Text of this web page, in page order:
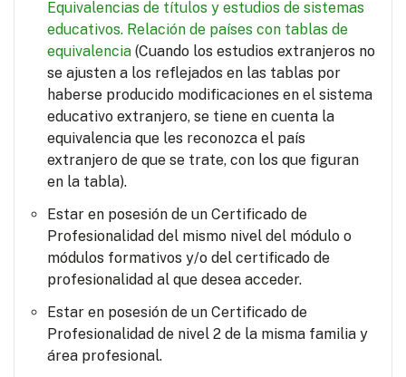
Equivalencias de títulos y estudios de sistemas
educativos. Relación de países con tablas de
equivalencia (Cuando los estudios extranjeros no
se ajusten a los reflejados en las tablas por
haberse producido modificaciones en el sistema
educativo extranjero, se tiene en cuenta la
equivalencia que les reconozca el país
extranjero de que se trate, con los que figuran
en la tabla).
Estar en posesión de un Certificado de
Profesionalidad del mismo nivel del módulo o
módulos formativos y/o del certificado de
profesionalidad al que desea acceder.
Estar en posesión de un Certificado de
Profesionalidad de nivel 2 de la misma familia y
área profesional.